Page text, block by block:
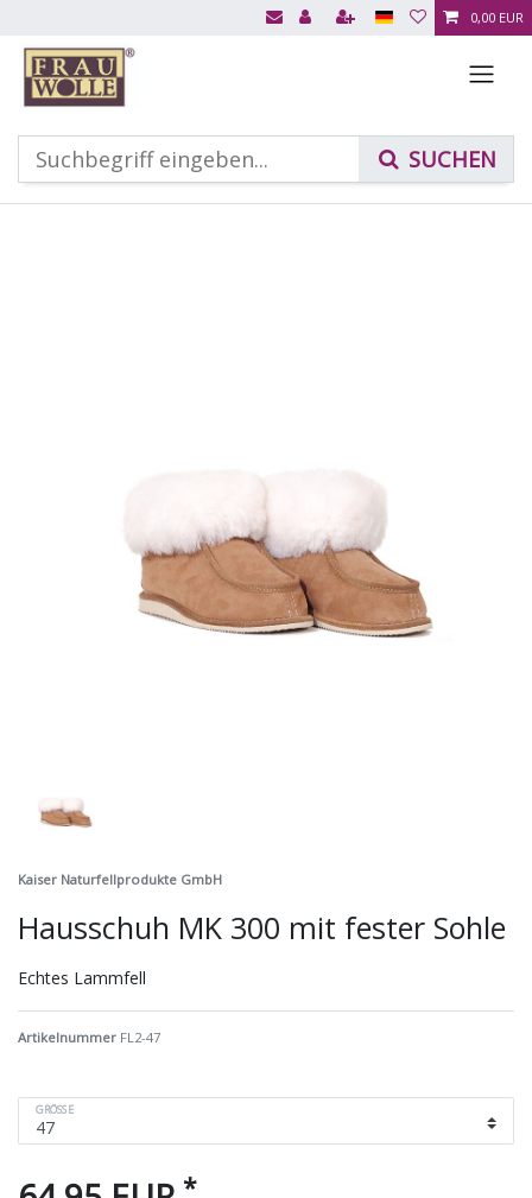
0,00 EUR
Kaiser Naturfellprodukte GmbH
Hausschuh MK 300 mit fester Sohle
Echtes Lammfell
Artikelnummer FL2-47
GRÖSSE
*